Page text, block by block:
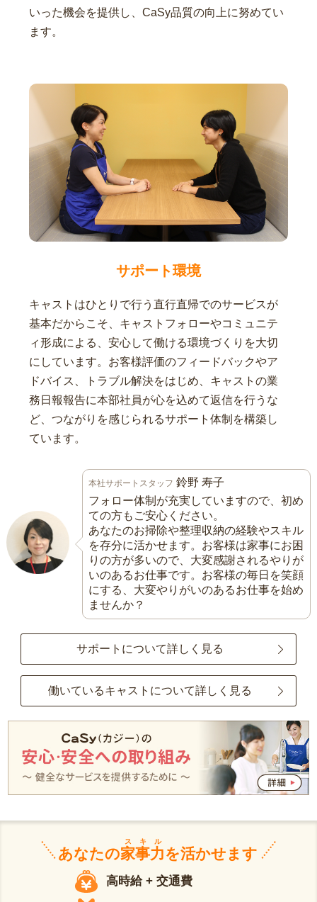
いった機会を提供し、CaSy品質の向上に努めてい
ます。
サポート環境
キャストはひとりで行う直行直帰でのサービスが
基本だからこそ、キャストフォローやコミュニテ
ィ形成による、安心して働ける環境づくりを大切
にしています。お客様評価のフィードバックやア
ドバイス、トラブル解決をはじめ、キャストの業
務日報報告に本部社員が心を込めて返信を行うな
ど、つながりを感じられるサポート体制を構築し
ています。
本社サポートスタッフ 鈴野 寿子
フォロー体制が充実していますので、初め
ての方もご安心ください。
あなたのお掃除や整理収納の経験やスキル
を存分に活かせます。お客様は家事にお困
りの方が多いので、大変感謝されるやりが
いのあるお仕事です。お客様の毎日を笑顔
にする、大変やりがいのあるお仕事を始め
ませんか？
サポートについて詳しく見る
働いているキャストについて詳しく見る
あなたの家事力
スキル
を活かせます
高時給 + 交通費